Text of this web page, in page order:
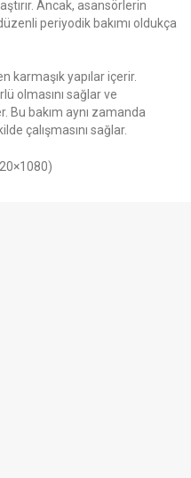
Ancak, asansörlerin
periyodik bakımı oldukça
karmaşık yapılar içerir.
olmasını sağlar ve
Bu bakım aynı zamanda
çalışmasını sağlar.